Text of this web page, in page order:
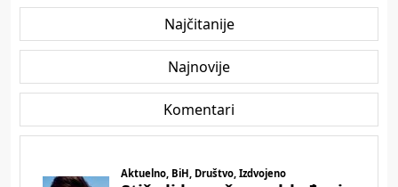
Najčitanije
Najnovije
Komentari